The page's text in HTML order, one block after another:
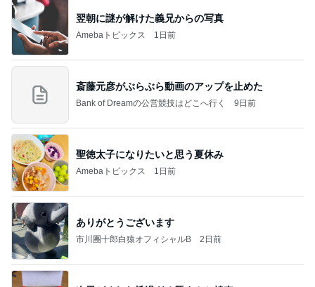
翌朝に謎が解けた義兄からの写真
Amebaトピックス 1日前
斎藤元彦がぶらぶら動画のアップを止めた
Bank of Dreamの公営競技はどこへ行く 9日前
聖徳太子になりたいと思う夏休み
Amebaトピックス 1日前
ありがとうございます
市川團十郎白猿オフィシャルB 2日前